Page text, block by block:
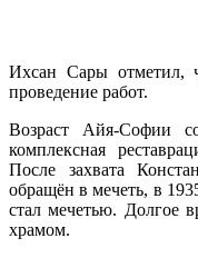
Ихсан Сары отметил,
проведение работ.
Возраст Айя-Софии
комплексная
После захвата
обращён в мечеть, в
стал мечетью. Долгое
храмом.